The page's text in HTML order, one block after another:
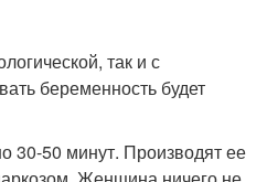
так и с
беременность будет
30-50 минут. Производят ее